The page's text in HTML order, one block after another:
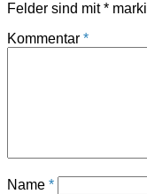
Felder sind mit*
Kommentar *
Name *